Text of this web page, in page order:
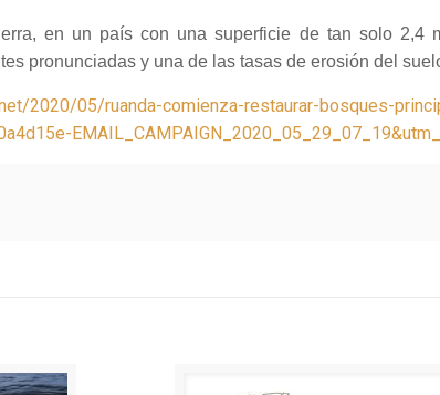
en un país con una superficie de tan solo 2,4
pronunciadas y una de las tasas de erosión del
2020/05/ruanda-comienza-restaurar-bosques-